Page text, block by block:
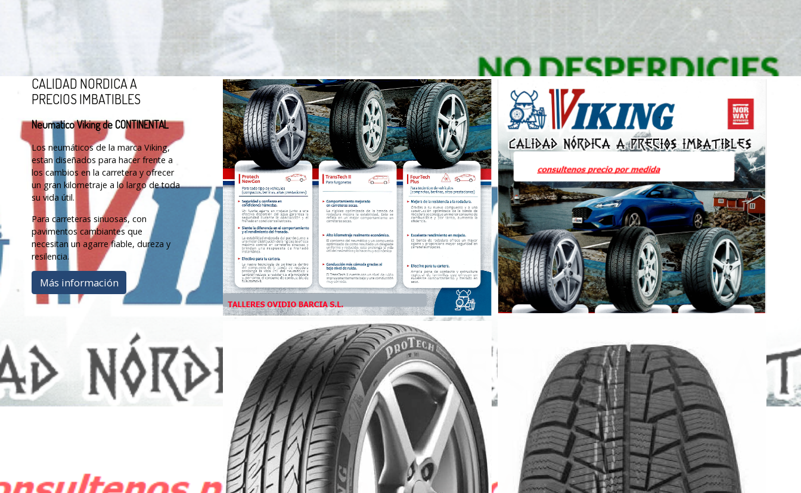
CALIDAD NORDICA A
PRECIOS IMBATIBLES
Neumatico Viking de CONTINENTAL
Los neumáticos de la marca Viking,
estan diseñados para hacer frente a
los cambios en la carretera y ofrecer
un gran kilometraje a lo largo de toda
su vida útil.
Para carreteras sinuosas, con
pavimentos cambiantes que
necesitan un agarre fiable, dureza y
resilencia.
Más información